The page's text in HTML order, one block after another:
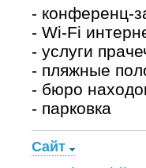
- конференц-
- Wi-Fi
- услуги
- пляжные
- бюро
- парковка
Сайт